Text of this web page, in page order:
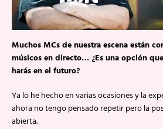
Muchos MCs de nuestra escena están
músicos en directo… ¿Es una opción
harás en el futuro?
Ya lo he hecho en varias ocasiones y la
ahora no tengo pensado repetir pero la
abierta.